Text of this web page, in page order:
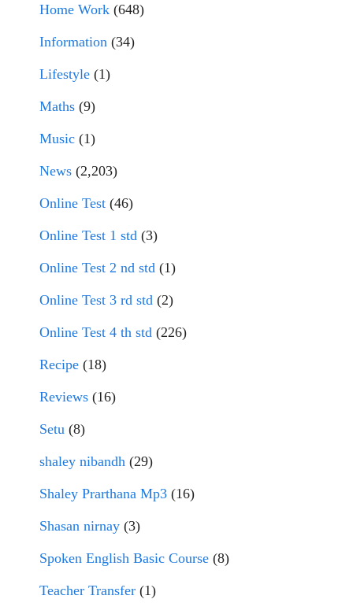
Home Work (648)
Information (34)
Lifestyle (1)
Maths (9)
Music (1)
News (2,203)
Online Test (46)
Online Test 1 std (3)
Online Test 2 nd std (1)
Online Test 3 rd std (2)
Online Test 4 th std (226)
Recipe (18)
Reviews (16)
Setu (8)
shaley nibandh (29)
Shaley Prarthana Mp3 (16)
Shasan nirnay (3)
Spoken English Basic Course (8)
Teacher Transfer (1)